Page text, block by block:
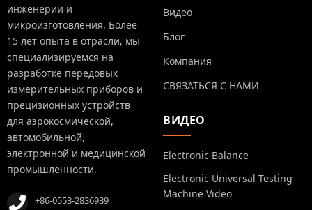
инженерии и
микроизготовления. Более
15 лет опыта в отрасли, мы
специализируемся на
разработке передовых
измерительных приборов и
прецизионных устройств
для аэрокосмической,
автомобильной,
электронной и медицинской
промышленности.
+86-0553-2836939
Видео
Блог
Компания
СВЯЗАТЬСЯ С НАМИ
ВИДЕО
Electronic Balance
Electronic Universal Testing
Machine Video